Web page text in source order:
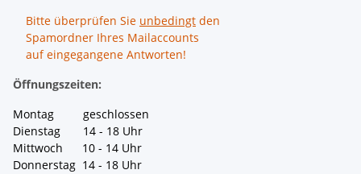
Bitte überprüfen Sie unbedingt den
Spamordner Ihres Mailaccounts
auf eingegangene Antworten!
Öffnungszeiten:
Montag geschlossen
Dienstag 14 - 18 Uhr
Mittwoch 10 - 14 Uhr
Donnerstag 14 - 18 Uhr